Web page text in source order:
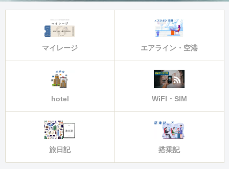
マイレージ エアライン・空港
hotel WiFI・SIM
旅日記 搭乗記